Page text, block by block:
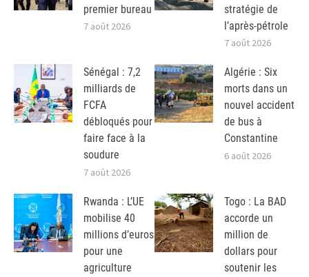
premier bureau
7 août 2026
stratégie de
l’après-pétrole
7 août 2026
Sénégal : 7,2
milliards de
FCFA
débloqués pour
faire face à la
soudure
7 août 2026
Algérie : Six
morts dans un
nouvel accident
de bus à
Constantine
6 août 2026
Rwanda : L’UE
mobilise 40
millions d’euros
pour une
agriculture
Togo : La BAD
accorde un
million de
dollars pour
soutenir les